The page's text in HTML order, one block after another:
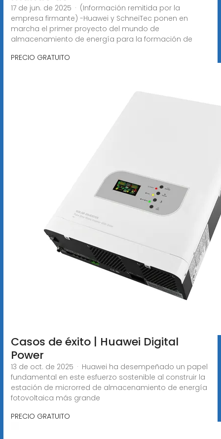
17 de jun. de 2025 · (Información remitida por la
empresa firmante) -Huawei y SchneiTec ponen en
marcha el primer proyecto del mundo de
almacenamiento de energía para la formación de
PRECIO GRATUITO
Casos de éxito | Huawei Digital
Power
13 de oct. de 2025 · Huawei ha desempeñado un papel
fundamental en este esfuerzo sostenible al construir la
estación de microrred de almacenamiento de energía
fotovoltaica más grande
PRECIO GRATUITO